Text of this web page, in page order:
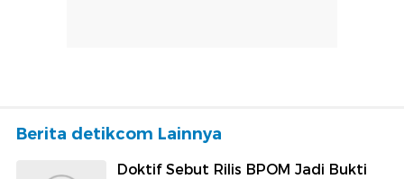
Berita detikcom Lainnya
Doktif Sebut Rilis BPOM Jadi Bukti